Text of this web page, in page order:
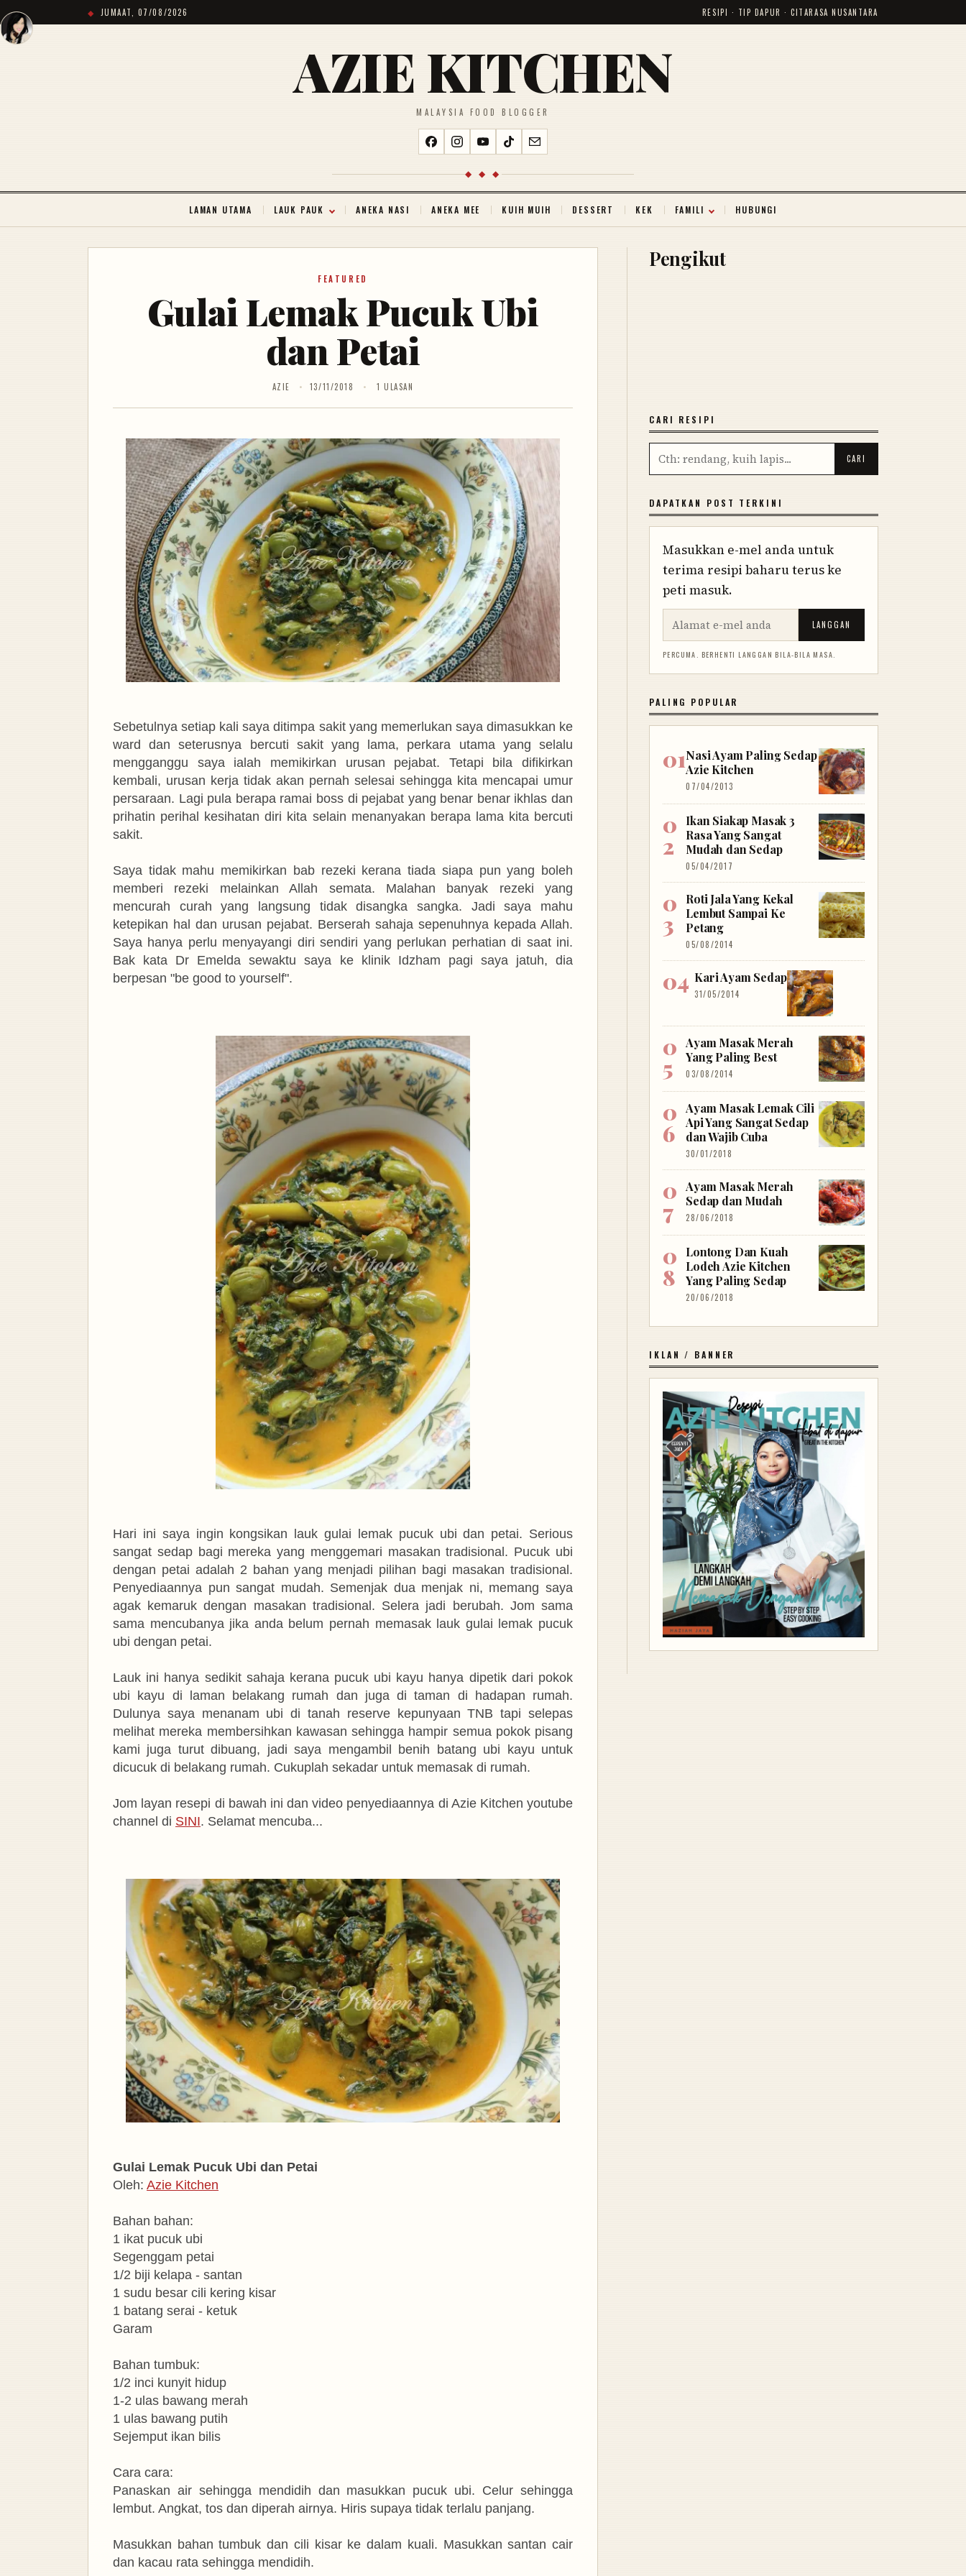
JUMAAT, 07/08/2026 RESIPI · TIP DAPUR · CITARASA NUSANTARA
AZIE KITCHEN
MALAYSIA FOOD BLOGGER
◆ ◆ ◆
LAMAN UTAMA LAUK PAUK ANEKA NASI ANEKA MEE KUIH MUIH DESSERT KEK FAMILI HUBUNGI
FEATURED
Gulai Lemak Pucuk Ubi
dan Petai
AZIE 13/11/2018 1 ULASAN
Sebetulnya setiap kali saya ditimpa sakit yang memerlukan saya dimasukkan ke
ward dan seterusnya bercuti sakit yang lama, perkara utama yang selalu
mengganggu saya ialah memikirkan urusan pejabat. Tetapi bila difikirkan
kembali, urusan kerja tidak akan pernah selesai sehingga kita mencapai umur
persaraan. Lagi pula berapa ramai boss di pejabat yang benar benar ikhlas dan
prihatin perihal kesihatan diri kita selain menanyakan berapa lama kita bercuti
sakit.
Saya tidak mahu memikirkan bab rezeki kerana tiada siapa pun yang boleh
memberi rezeki melainkan Allah semata. Malahan banyak rezeki yang
mencurah curah yang langsung tidak disangka sangka. Jadi saya mahu
ketepikan hal dan urusan pejabat. Berserah sahaja sepenuhnya kepada Allah.
Saya hanya perlu menyayangi diri sendiri yang perlukan perhatian di saat ini.
Bak kata Dr Emelda sewaktu saya ke klinik Idzham pagi saya jatuh, dia
berpesan "be good to yourself".
Hari ini saya ingin kongsikan lauk gulai lemak pucuk ubi dan petai. Serious
sangat sedap bagi mereka yang menggemari masakan tradisional. Pucuk ubi
dengan petai adalah 2 bahan yang menjadi pilihan bagi masakan tradisional.
Penyediaannya pun sangat mudah. Semenjak dua menjak ni, memang saya
agak kemaruk dengan masakan tradisional. Selera jadi berubah. Jom sama
sama mencubanya jika anda belum pernah memasak lauk gulai lemak pucuk
ubi dengan petai.
Lauk ini hanya sedikit sahaja kerana pucuk ubi kayu hanya dipetik dari pokok
ubi kayu di laman belakang rumah dan juga di taman di hadapan rumah.
Dulunya saya menanam ubi di tanah reserve kepunyaan TNB tapi selepas
melihat mereka membersihkan kawasan sehingga hampir semua pokok pisang
kami juga turut dibuang, jadi saya mengambil benih batang ubi kayu untuk
dicucuk di belakang rumah. Cukuplah sekadar untuk memasak di rumah.
Jom layan resepi di bawah ini dan video penyediaannya di Azie Kitchen youtube
channel di SINI. Selamat mencuba...
Gulai Lemak Pucuk Ubi dan Petai
Oleh: Azie Kitchen
Bahan bahan:
1 ikat pucuk ubi
Segenggam petai
1/2 biji kelapa - santan
1 sudu besar cili kering kisar
1 batang serai - ketuk
Garam
Bahan tumbuk:
1/2 inci kunyit hidup
1-2 ulas bawang merah
1 ulas bawang putih
Sejemput ikan bilis
Cara cara:
Panaskan air sehingga mendidih dan masukkan pucuk ubi. Celur sehingga
lembut. Angkat, tos dan diperah airnya. Hiris supaya tidak terlalu panjang.
Masukkan bahan tumbuk dan cili kisar ke dalam kuali. Masukkan santan cair
dan kacau rata sehingga mendidih.
Pengikut
CARI RESIPI
DAPATKAN POST TERKINI
Masukkan e-mel anda untuk
terima resipi baharu terus ke
peti masuk.
LANGGAN
PERCUMA. BERHENTI LANGGAN BILA-BILA MASA.
PALING POPULAR
Nasi Ayam Paling Sedap
Azie Kitchen
07/04/2013
Ikan Siakap Masak 3
Rasa Yang Sangat
Mudah dan Sedap
05/04/2017
Roti Jala Yang Kekal
Lembut Sampai Ke
Petang
05/08/2014
Kari Ayam Sedap
31/05/2014
Ayam Masak Merah
Yang Paling Best
03/08/2014
Ayam Masak Lemak Cili
Api Yang Sangat Sedap
dan Wajib Cuba
30/01/2018
Ayam Masak Merah
Sedap dan Mudah
28/06/2018
Lontong Dan Kuah
Lodeh Azie Kitchen
Yang Paling Sedap
20/06/2018
IKLAN / BANNER